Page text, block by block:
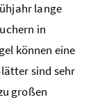
lange
in
können eine
sind sehr
großen